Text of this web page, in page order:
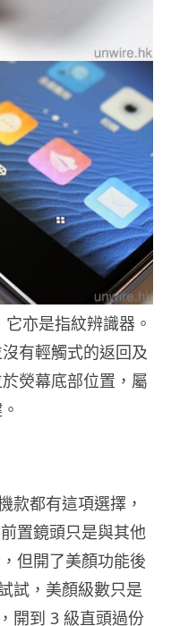
亦是指紋辨識器。
有輕觸式的返回及
熒幕底部位置，屬
款都有這項選擇，
置鏡頭只是與其他
但開了美顏功能後
試，美顏級數只是
開到 3 級直頭過份